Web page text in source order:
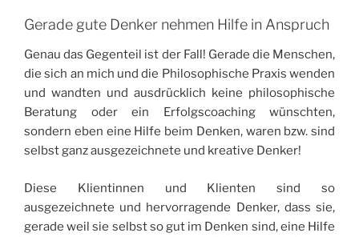
Gerade gute Denker nehmen Hilfe in Anspruch
Genau das Gegenteil ist der Fall! Gerade die Menschen,
die sich an mich und die Philosophische Praxis wenden
und wandten und ausdrücklich keine philosophische
Beratung oder ein Erfolgscoaching wünschten,
sondern eben eine Hilfe beim Denken, waren bzw. sind
selbst ganz ausgezeichnete und kreative Denker!
Diese Klientinnen und Klienten sind so
ausgezeichnete und hervorragende Denker, dass sie,
gerade weil sie selbst so gut im Denken sind, eine Hilfe